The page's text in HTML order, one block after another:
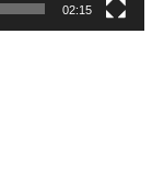
02:15